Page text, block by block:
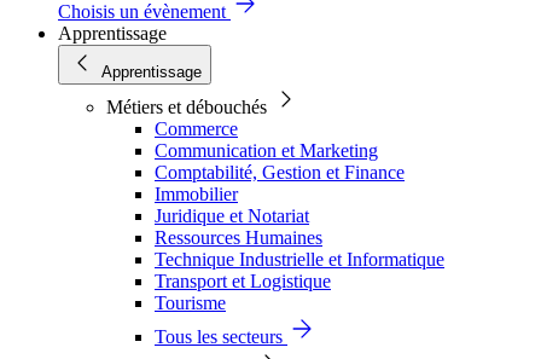
Choisis un évènement
Apprentissage
Apprentissage
Métiers et débouchés
Commerce
Communication et Marketing
Comptabilité, Gestion et Finance
Immobilier
Juridique et Notariat
Ressources Humaines
Technique Industrielle et Informatique
Transport et Logistique
Tourisme
Tous les secteurs